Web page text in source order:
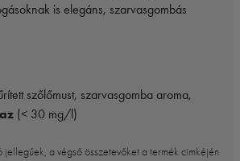
is elegáns, szarvasgombás
szőlőmust, szarvasgomba aroma,
(< 30 mg/l)
a végső összetevőket a termék cimkéjén